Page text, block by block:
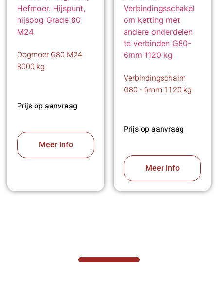
Oogmoer G80 M24
8000 kg
Prijs op aanvraag
Meer info
Verbindingschalm
G80 - 6mm 1120 kg
Prijs op aanvraag
Meer info